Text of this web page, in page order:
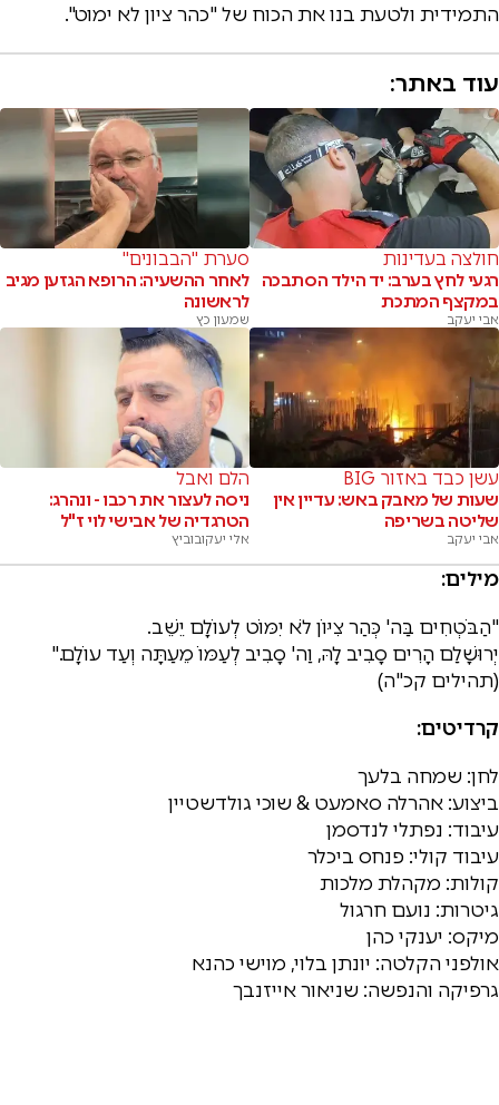
התמידית ולטעת בנו את הכוח של "כהר ציון לא ימוט".
עוד באתר:
חולצה בעדינות
רגעי לחץ בערב: יד הילד הסתבכה
במקצף המתכת
אבי יעקב
סערת "הבבונים"
לאחר ההשעיה: הרופא הגזען מגיב
לראשונה
שמעון כץ
עשן כבד באזור BIG
שעות של מאבק באש: עדיין אין
שליטה בשריפה
אבי יעקב
הלם ואבל
ניסה לעצור את רכבו - ונהרג:
הטרגדיה של אבישי לוי ז"ל
אלי יעקובוביץ
מילים:
"הַבֹּטְחִים בַּה' כְּהַר צִיּוֹן לֹא יִמּוֹט לְעוֹלָם יֵשֵׁב.
יְרוּשָׁלַ‍ִם הָרִים סָבִיב לָהּ, וַה' סָבִיב לְעַמּוֹ מֵעַתָּה וְעַד עוֹלָם."
(תהילים קכ"ה)
קרדיטים:
לחן: שמחה בלעך
ביצוע: אהרלה סאמעט & שוכי גולדשטיין
עיבוד: נפתלי לנדסמן
עיבוד קולי: פנחס ביכלר
קולות: מקהלת מלכות
גיטרות: נועם חרגול
מיקס: יענקי כהן
אולפני הקלטה: יונתן בלוי, מוישי כהנא
גרפיקה והנפשה: שניאור אייזנבך